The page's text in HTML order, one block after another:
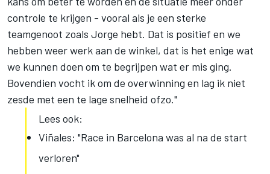
controle te krijgen - vooral als je een sterke
teamgenoot zoals Jorge hebt. Dat is positief en we
hebben weer werk aan de winkel, dat is het enige wat
we kunnen doen om te begrijpen wat er mis ging.
Bovendien vocht ik om de overwinning en lag ik niet
zesde met een te lage snelheid ofzo."
Lees ook:
Viñales: "Race in Barcelona was al na de start
verloren"